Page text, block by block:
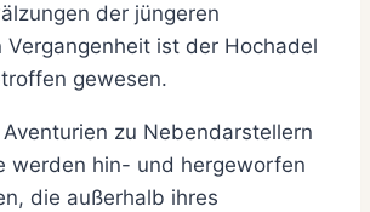
der jüngeren
Vergangenheit ist der Hochadel
gewesen.
zu Nebendarstellern
werden hin- und hergeworfen
die außerhalb ihres